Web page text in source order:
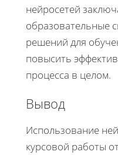
нейросетей
образовательные
решений для
повысить
процесса в целом.
Вывод
Использование
курсовой работы